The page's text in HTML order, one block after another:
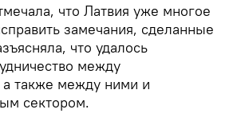
что Латвия уже многое
замечания, сделанные
что удалось
между
а также между ними и
сектором.